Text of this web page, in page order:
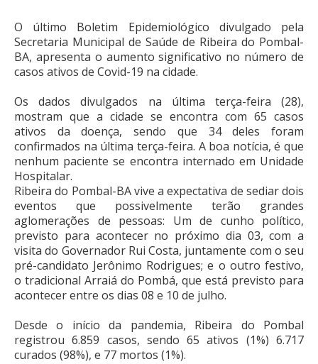
O último Boletim Epidemiológico divulgado pela
Secretaria Municipal de Saúde de Ribeira do Pombal-
BA, apresenta o aumento significativo no número de
casos ativos de Covid-19 na cidade.
Os dados divulgados na última terça-feira (28),
mostram que a cidade se encontra com 65 casos
ativos da doença, sendo que 34 deles foram
confirmados na última terça-feira. A boa notícia, é que
nenhum paciente se encontra internado em Unidade
Hospitalar.
Ribeira do Pombal-BA vive a expectativa de sediar dois
eventos que possivelmente terão grandes
aglomerações de pessoas: Um de cunho político,
previsto para acontecer no próximo dia 03, com a
visita do Governador Rui Costa, juntamente com o seu
pré-candidato Jerônimo Rodrigues; e o outro festivo,
o tradicional Arraiá do Pombá, que está previsto para
acontecer entre os dias 08 e 10 de julho.
Desde o início da pandemia, Ribeira do Pombal
registrou 6.859 casos, sendo 65 ativos (1%) 6.717
curados (98%), e 77 mortos (1%).